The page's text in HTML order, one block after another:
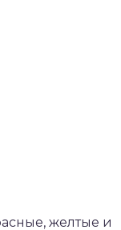
желтые и